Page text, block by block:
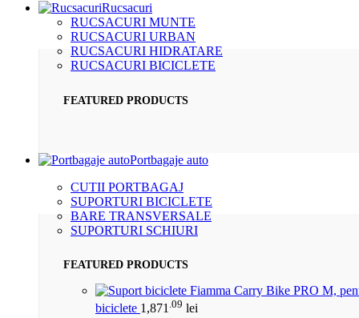
Rucsacuri
RUCSACURI MUNTE
RUCSACURI URBAN
RUCSACURI HIDRATARE
RUCSACURI BICICLETE
FEATURED PRODUCTS
Portbagaje auto
CUTII PORTBAGAJ
SUPORTURI BICICLETE
BARE TRANSVERSALE
SUPORTURI SCHIURI
FEATURED PRODUCTS
biciclete 1,871 .09 lei